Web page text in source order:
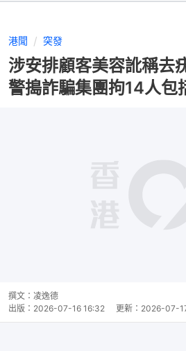
港聞 突發
涉安排顧客美容訛稱去
警搗詐騙集團拘14人包
撰文： 凌逸德
出版： 2026-07-16 16:32 更新： 2026-07-